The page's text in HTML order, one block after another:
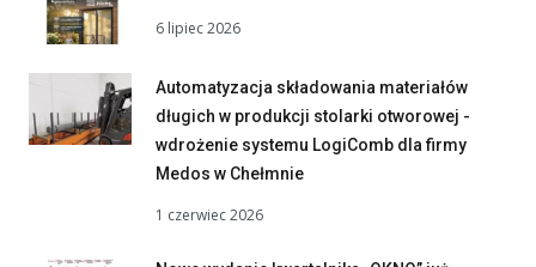
6 lipiec 2026
Automatyzacja składowania materiałów
długich w produkcji stolarki otworowej -
wdrożenie systemu LogiComb dla firmy
Medos w Chełmnie
1 czerwiec 2026